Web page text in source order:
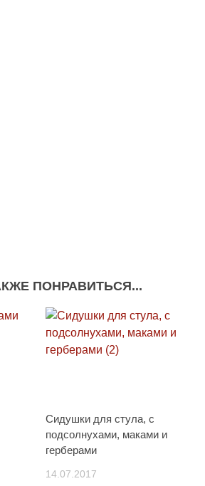
ПОНРАВИТЬСЯ...
Сидушки для стула, с
подсолнухами, маками и
герберами
14.07.2017